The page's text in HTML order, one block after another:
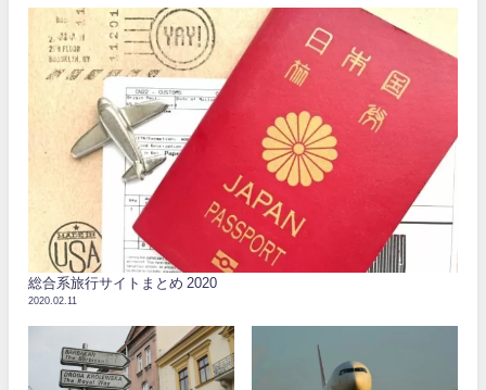
総合系旅行サイトまとめ 2020
2020.02.11